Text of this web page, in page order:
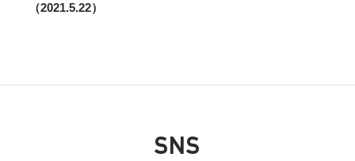
（2021.5.22）
SNS